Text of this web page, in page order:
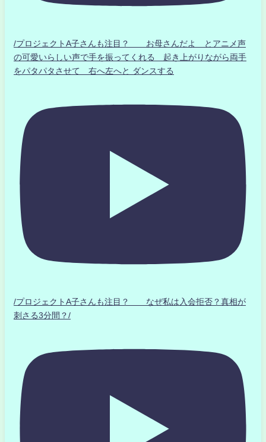
/プロジェクトA子さんも注目？ お母さんだよ とアニメ声
の可愛いらしい声で手を振ってくれる 起き上がりながら両手
をパタパタさせて 右へ左へと ダンスする
/プロジェクトA子さんも注目？ なぜ私は入会拒否？真相が
刺さる3分間？/